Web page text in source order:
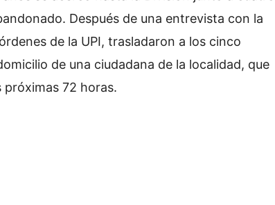
Después de una entrevista con la
de la UPI, trasladaron a los cinco
de una ciudadana de la localidad, que
72 horas.